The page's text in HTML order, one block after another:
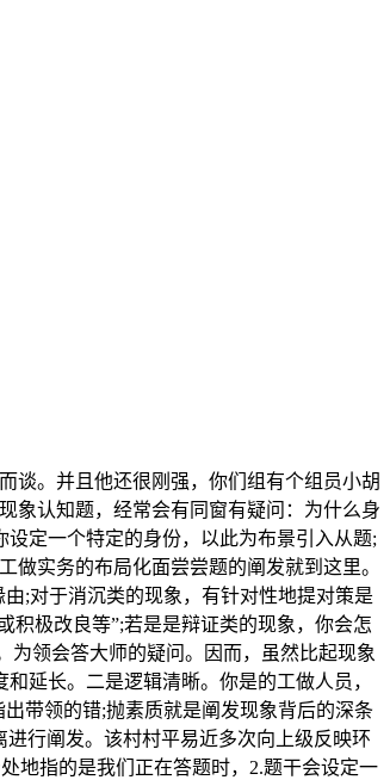
。并且他还很刚强，你们组有个组员小胡
象认知题，经常会有同窗有疑问：为什么身
定一个特定的身份，以此为布景引入从题;
实务的布局化面尝尝题的阐发就到这里。
;对于消沉类的现象，有针对性地提对策是
积极改良等”;若是是辩证类的现象，你会怎
为领会答大师的疑问。因而，虽然比起现象
延长。二是逻辑清晰。你是的工做人员，
带领的错;抛素质就是阐发现象背后的深条
行阐发。该村村平易近多次向上级反映环
地指的是我们正在答题时，2.题干会设定一